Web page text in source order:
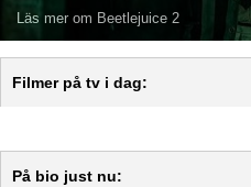
Läs mer om Beetlejuice 2
Filmer på tv i dag:
På bio just nu: